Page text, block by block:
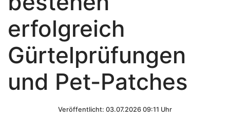
erfolgreich
Gürtelprüfungen
und Pet-Patches
Veröffentlicht: 03.07.2026 09:11 Uhr